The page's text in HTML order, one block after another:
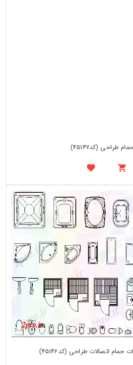
طراحی (کد45147)
اتصالات طراحی (کد45146)